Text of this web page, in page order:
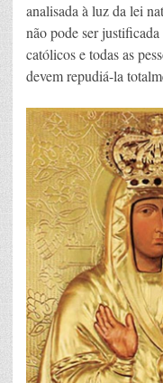
analisada à luz da lei
não pode ser
católicos e todas as
devem repudiá-la